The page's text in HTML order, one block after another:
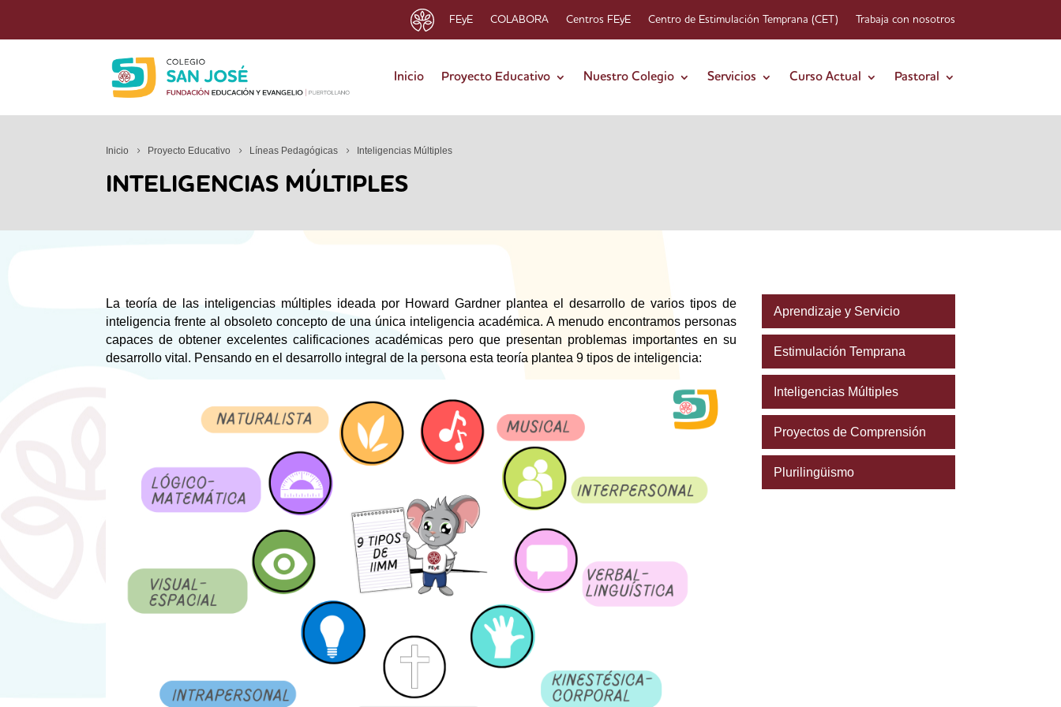
FEyE COLABORA Centros FEyE Centro de Estimulación Temprana (CET) Trabaja con nosotros
Inicio Proyecto Educativo Nuestro Colegio Servicios Curso Actual Pastoral
Inicio Proyecto Educativo Líneas Pedagógicas Inteligencias Múltiples
INTELIGENCIAS MÚLTIPLES
La teoría de las inteligencias múltiples ideada por Howard Gardner plantea el desarrollo de varios tipos de
inteligencia frente al obsoleto concepto de una única inteligencia académica. A menudo encontramos personas
capaces de obtener excelentes calificaciones académicas pero que presentan problemas importantes en su
desarrollo vital. Pensando en el desarrollo integral de la persona esta teoría plantea 9 tipos de inteligencia:
Aprendizaje y Servicio
Estimulación Temprana
Inteligencias Múltiples
Proyectos de Comprensión
Plurilingüismo